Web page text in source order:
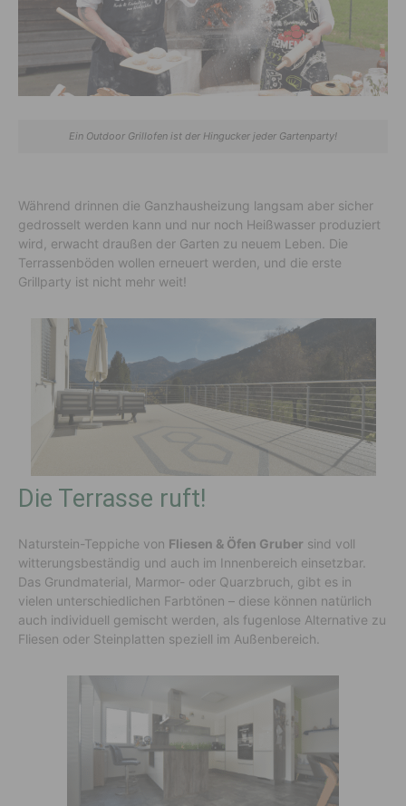
Ein Outdoor Grillofen ist der Hingucker jeder Gartenparty!
Während drinnen die Ganzhausheizung langsam aber sicher
gedrosselt werden kann und nur noch Heißwasser produziert
wird, erwacht draußen der Garten zu neuem Leben. Die
Terrassenböden wollen erneuert werden, und die erste
Grillparty ist nicht mehr weit!
Die Terrasse ruft!
Naturstein-Teppiche von Fliesen & Öfen Gruber sind voll
witterungsbeständig und auch im Innenbereich einsetzbar.
Das Grundmaterial, Marmor- oder Quarzbruch, gibt es in
vielen unterschiedlichen Farbtönen – diese können natürlich
auch individuell gemischt werden, als fugenlose Alternative zu
Fliesen oder Steinplatten speziell im Außenbereich.